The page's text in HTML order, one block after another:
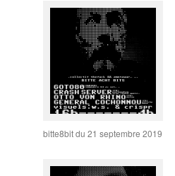
bitte8bit du 21 septembre 2019